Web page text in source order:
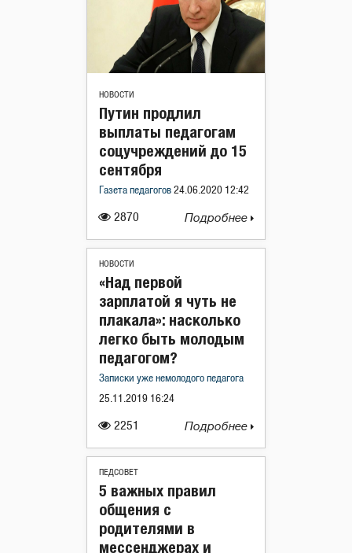
НОВОСТИ
2870
Путин продлил
выплаты педагогам
соцучреждений до 15
сентября
Газета педагогов 24.06.2020 12:42
Подробнее
НОВОСТИ
2251
«Над первой
зарплатой я чуть не
плакала»: насколько
легко быть молодым
педагогом?
Записки уже немолодого педагога
25.11.2019 16:24
Подробнее
ПЕДСОВЕТ
5 важных правил
общения с
родителями в
мессенджерах и